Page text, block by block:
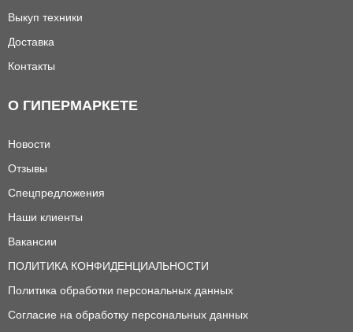
Выкуп техники
Доставка
Контакты
О ГИПЕРМАРКЕТЕ
Новости
Отзывы
Спецпредложения
Наши клиенты
Вакансии
ПОЛИТИКА КОНФИДЕНЦИАЛЬНОСТИ
Политика обработки персональных данных
Согласие на обработку персональных данных